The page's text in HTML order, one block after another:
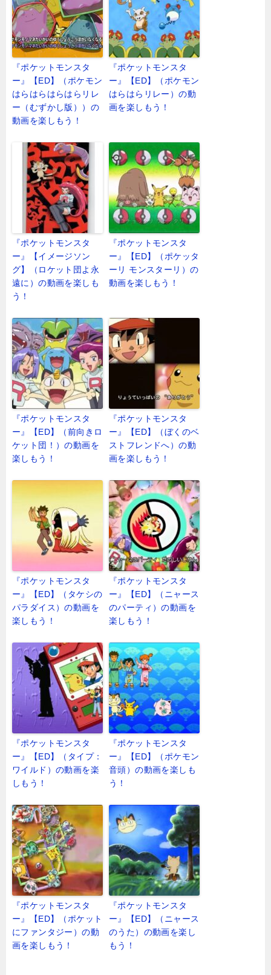
『ポケットモンスタ
ー』【ED】（ポケモン
はらはらはらはらリレ
ー（むずかし版））の
動画を楽しもう！
『ポケットモンスタ
ー』【ED】（ポケモン
はらはらリレー）の動
画を楽しもう！
『ポケットモンスタ
ー』【イメージソン
グ】（ロケット団よ永
遠に）の動画を楽しも
う！
『ポケットモンスタ
ー』【ED】（ポケッタ
ーリ モンスターリ）の
動画を楽しもう！
『ポケットモンスタ
ー』【ED】（前向きロ
ケット団！）の動画を
楽しもう！
『ポケットモンスタ
ー』【ED】（ぼくのベ
ストフレンドへ）の動
画を楽しもう！
『ポケットモンスタ
ー』【ED】（タケシの
パラダイス）の動画を
楽しもう！
『ポケットモンスタ
ー』【ED】（ニャース
のパーティ）の動画を
楽しもう！
『ポケットモンスタ
ー』【ED】（タイプ：
ワイルド）の動画を楽
しもう！
『ポケットモンスタ
ー』【ED】（ポケモン
音頭）の動画を楽しも
う！
『ポケットモンスタ
ー』【ED】（ポケット
にファンタジー）の動
画を楽しもう！
『ポケットモンスタ
ー』【ED】（ニャース
のうた）の動画を楽し
もう！